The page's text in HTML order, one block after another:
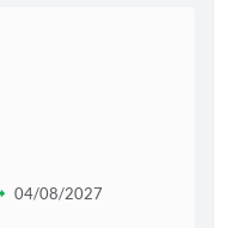
04/08/2027